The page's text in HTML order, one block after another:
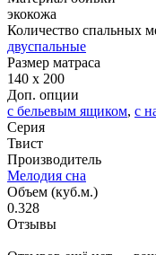
экокожа
Количество спальных
двуспальные
Размер матраса
140 x 200
Доп. опции
с бельевым ящиком, с
Серия
Твист
Производитель
Мелодия сна
Объем (куб.м.)
0.328
Отзывы